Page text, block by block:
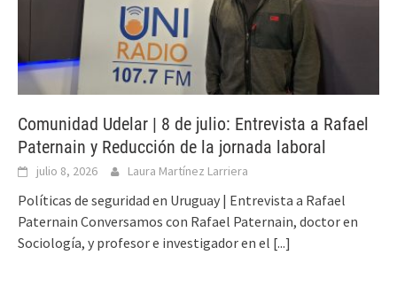
Comunidad Udelar | 8 de julio: Entrevista a Rafael
Paternain y Reducción de la jornada laboral
julio 8, 2026 Laura Martínez Larriera
Políticas de seguridad en Uruguay | Entrevista a Rafael
Paternain Conversamos con Rafael Paternain, doctor en
Sociología, y profesor e investigador en el [...]